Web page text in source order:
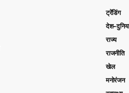
ट्रेंडिंग
देश-
राज्य
राजनीति
खेल
मनोरंजन